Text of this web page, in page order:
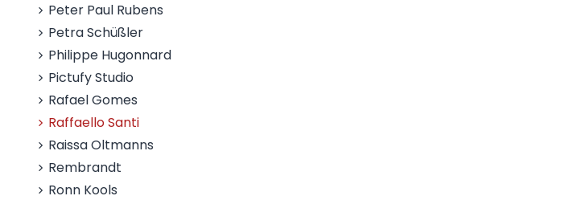
Peter Paul Rubens
Petra Schüßler
Philippe Hugonnard
Pictufy Studio
Rafael Gomes
Raffaello Santi
Raissa Oltmanns
Rembrandt
Ronn Kools